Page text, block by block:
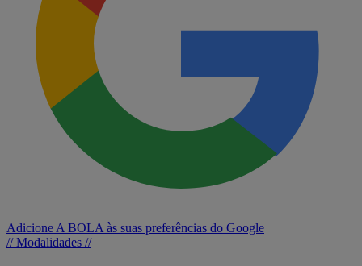
Adicione A BOLA às suas preferências do Google
// Modalidades //